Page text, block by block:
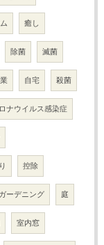
癒し
除菌 滅菌
自宅 殺菌
ナウイルス感染症
控除
ガーデニング 庭
室内窓